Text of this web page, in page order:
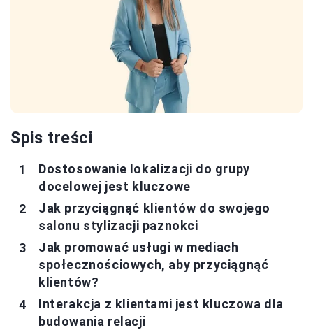
Spis treści
Dostosowanie lokalizacji do grupy
docelowej jest kluczowe
Jak przyciągnąć klientów do swojego
salonu stylizacji paznokci
Jak promować usługi w mediach
społecznościowych, aby przyciągnąć
klientów?
Interakcja z klientami jest kluczowa dla
budowania relacji